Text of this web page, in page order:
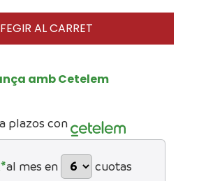
AL CARRET
amb Cetelem
plazos con
al mes en cuotas